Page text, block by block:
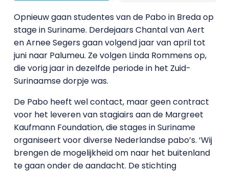
Opnieuw gaan studentes van de Pabo in Breda op
stage in Suriname. Derdejaars Chantal van Aert
en Arnee Segers gaan volgend jaar van april tot
juni naar Palumeu. Ze volgen Linda Rommens op,
die vorig jaar in dezelfde periode in het Zuid-
Surinaamse dorpje was.
De Pabo heeft wel contact, maar geen contract
voor het leveren van stagiairs aan de Margreet
Kaufmann Foundation, die stages in Suriname
organiseert voor diverse Nederlandse pabo’s. ‘Wij
brengen de mogelijkheid om naar het buitenland
te gaan onder de aandacht. De stichting